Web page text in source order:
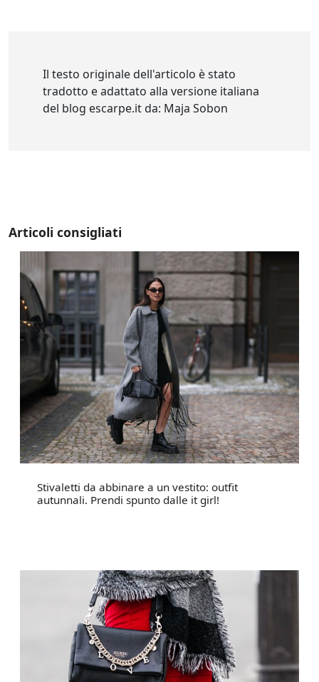
Il testo originale dell'articolo è stato
tradotto e adattato alla versione italiana
del blog escarpe.it da: Maja Sobon
Articoli consigliati
Stivaletti da abbinare a un vestito: outfit
autunnali. Prendi spunto dalle it girl!